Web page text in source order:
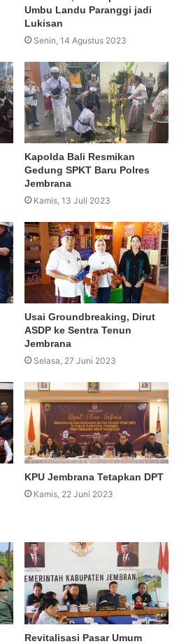
Umbu Landu Paranggi jadi
Lukisan
Senin, 14 Agustus 2023
Kapolda Bali Resmikan
Gedung SPKT Baru Polres
Jembrana
Kamis, 13 Juli 2023
Usai Groundbreaking, Dirut
ASDP ke Sentra Tenun
Jembrana
Selasa, 27 Juni 2023
KPU Jembrana Tetapkan DPT
Kamis, 22 Juni 2023
Revitalisasi Pasar Umum